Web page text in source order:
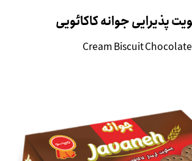
پذیرایی جوانه کاکائویی
Cream Biscuit Chocolate